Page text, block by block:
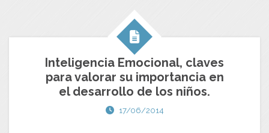
Inteligencia Emocional, claves
para valorar su importancia en
el desarrollo de los niños.
17/06/2014